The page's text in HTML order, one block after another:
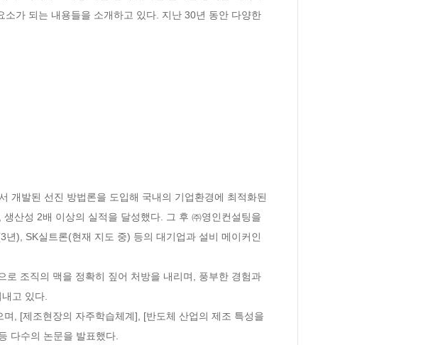
가 되는 내용들을 소개하고 있다. 지난 30년 동안 다양한
개발된 선진 방법론을 도입해 국내의 기업환경에 최적화된
산성 2배 이상의 실적을 달성했다. 그 후 ㈜영인컨설팅을
), SK실트론(현재 지도 중) 등의 대기업과 설비 메이커인
조직의 맥을 정확히 짚어 처방을 내리며, 풍부한 경험과
고 있다.
, [제조현장의 자주학습체계], [반도체 산업의 제조 특성을
다수의 논문을 발표했다.